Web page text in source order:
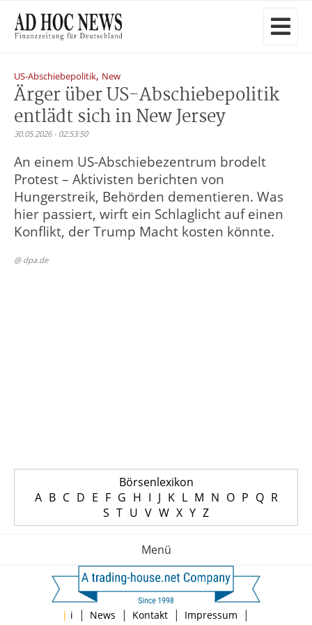
US-Abschiebepolitik, New
Ärger über US-Abschiebepolitik
entlädt sich in New Jersey
30.05.2026 - 02:53:50
An einem US-Abschiebezentrum brodelt
Protest – Aktivisten berichten von
Hungerstreik, Behörden dementieren. Was
hier passiert, wirft ein Schlaglicht auf einen
Konflikt, der Trump Macht kosten könnte.
@ dpa.de
Börsenlexikon
A B C D E F G H I J K L M N O P Q R
S T U V W X Y Z
Menü
| i | News | Kontakt | Impressum |